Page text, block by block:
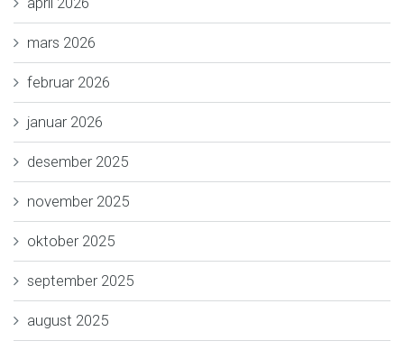
mars 2026
februar 2026
januar 2026
desember 2025
november 2025
oktober 2025
september 2025
august 2025